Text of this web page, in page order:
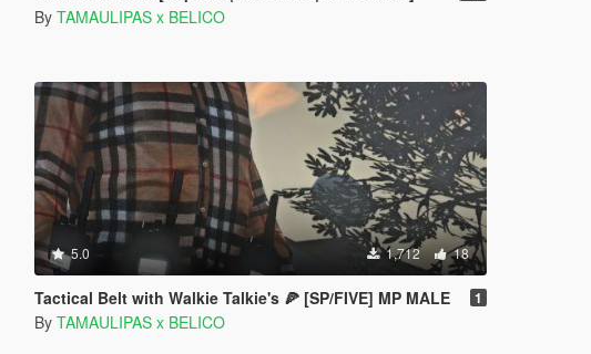
By TAMAULIPAS x BELICO
5.0 1,712 18
Tactical Belt with Walkie Talkie's 🍕 [SP/FIVE] MP MALE 1
By TAMAULIPAS x BELICO